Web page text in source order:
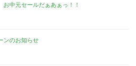
中元セールだぁあぁっ！！
ンのお知らせ